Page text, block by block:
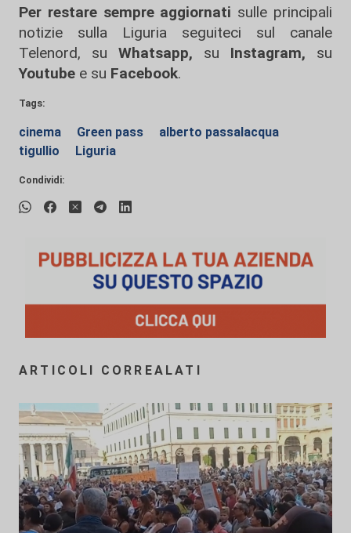
Per restare sempre aggiornati sulle principali
notizie sulla Liguria seguiteci sul canale
Telenord, su
Whatsapp, su Instagram, su
Youtube e su Facebook.
Tags:
cinema Green pass
alberto passalacqua
tigullio
Liguria
Condividi:
ARTICOLI CORREALATI